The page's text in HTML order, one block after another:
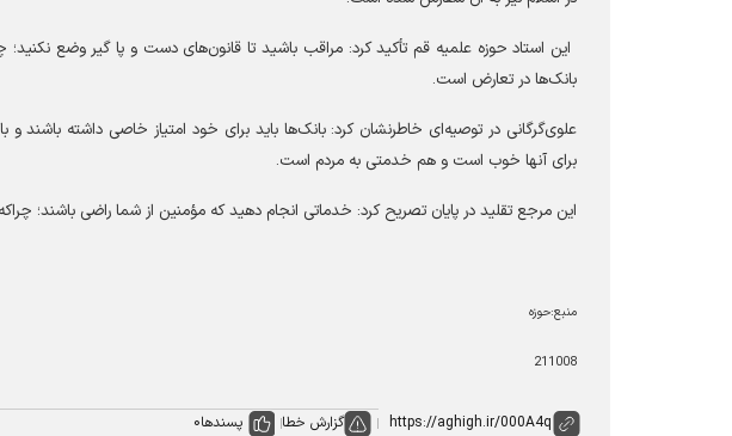
این استاد حوزه علمیه قم تأکید کرد:مراقب باشید تا قانون‌های دست و پا گیر وضع
بانک‌ها در تعارض است.
علوی‌گرگانی در توصیه‌ای خاطرنشان کرد: بانک‌ها باید برای خود امتیاز خاصی داشته باشند و
برای آنها خوب است و هم خدمتی به مردم است.
این مرجع تقلید در پایان تصریح کرد: خدماتی انجام دهید که مؤمنین از شما راضی باشند؛
منبع:حوزه
211008
گزارش خطا پسندها0